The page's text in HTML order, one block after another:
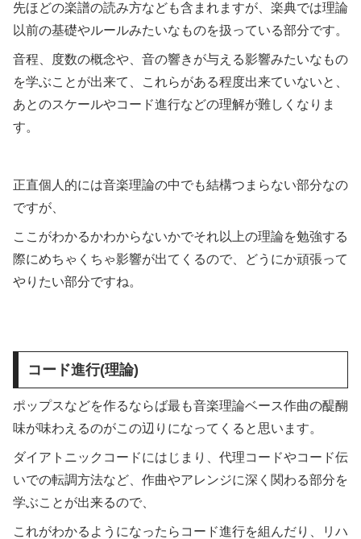
先ほどの楽譜の読み方なども含まれますが、楽典では理論
以前の基礎やルールみたいなものを扱っている部分です。
音程、度数の概念や、音の響きが与える影響みたいなもの
を学ぶことが出来て、これらがある程度出来ていないと、
あとのスケールやコード進行などの理解が難しくなりま
す。
正直個人的には音楽理論の中でも結構つまらない部分なの
ですが、
ここがわかるかわからないかでそれ以上の理論を勉強する
際にめちゃくちゃ影響が出てくるので、どうにか頑張って
やりたい部分ですね。
コード進行(理論)
ポップスなどを作るならば最も音楽理論ベース作曲の醍醐
味が味わえるのがこの辺りになってくると思います。
ダイアトニックコードにはじまり、代理コードやコード伝
いでの転調方法など、作曲やアレンジに深く関わる部分を
学ぶことが出来るので、
これがわかるようになったらコード進行を組んだり、リハ